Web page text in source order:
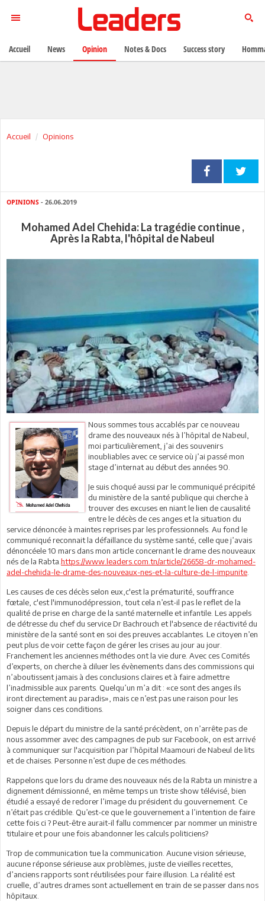
Accueil Opinions
OPINIONS - 26.06.2019
Mohamed Adel Chehida: La tragédie continue ,
Après la Rabta, l'hôpital de Nabeul
Nous sommes tous accablés par ce nouveau
drame des nouveaux nés à l’hôpital de Nabeul,
moi particulièrement, j’ai des souvenirs
inoubliables avec ce service où j’ai passé mon
stage d’internat au début des années 90.
Je suis choqué aussi par le communiqué précipité
du ministère de la santé publique qui cherche à
trouver des excuses en niant le lien de causalité
entre le décès de ces anges et la situation du
service dénoncée à maintes reprises par les professionnels. Au fond le
communiqué reconnait la défaillance du système santé, celle que j’avais
dénoncéele 10 mars dans mon article concernant le drame des nouveaux
nés de la Rabta. https://www.leaders.com.tn/article/26658-dr-mohamed-
adel-chehida-le-drame-des-nouveaux-nes-et-la-culture-de-l-impunite
Les causes de ces décès selon eux,c'est la prématurité, souffrance
fœtale, c'est l'immunodépression, tout cela n’est-il pas le reflet de la
qualité de prise en charge de la santé maternelle et infantile. Les appels
de détresse du chef du service Dr Bachrouch et l'absence de réactivité du
ministère de la santé sont en soi des preuves accablantes. Le citoyen n’en
peut plus de voir cette façon de gérer les crises au jour au jour.
Franchement les anciennes méthodes ont la vie dure. Avec ces Comités
d’experts, on cherche à diluer les évènements dans des commissions qui
n’aboutissent jamais à des conclusions claires et à faire admettre
l’inadmissible aux parents. Quelqu’un m’a dit : «ce sont des anges ils
iront directement au paradis», mais ce n’est pas une raison pour les
soigner dans ces conditions.
Depuis le départ du ministre de la santé précèdent, on n’arrête pas de
nous assommer avec des campagnes de pub sur Facebook, on est arrivé
à communiquer sur l'acquisition par l’hôpital Maamouri de Nabeul de lits
et de chaises. Personne n’est dupe de ces méthodes.
Rappelons que lors du drame des nouveaux nés de la Rabta un ministre a
dignement démissionné, en même temps un triste show télévisé, bien
étudié a essayé de redorer l’image du président du gouvernement. Ce
n’était pas crédible. Qu’est-ce que le gouvernement a l’intention de faire
cette fois ci ? Peut-être aurait-il fallu commencer par nommer un ministre
titulaire et pour une fois abandonner les calculs politiciens?
Trop de communication tue la communication. Aucune vision sérieuse,
aucune réponse sérieuse aux problèmes, juste de vieilles recettes,
d’anciens rapports sont réutilisées pour faire illusion. La réalité est
cruelle, d’autres drames sont actuellement en train de se passer dans nos
hôpitaux.
Accueil News Opinion Notes & Docs Success story